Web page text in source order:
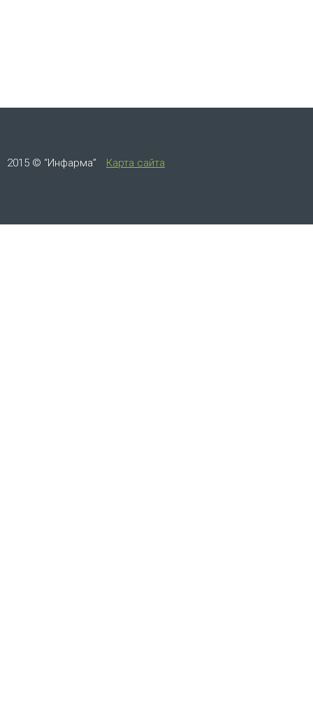
2015 © “Инфарма” Карта сайта